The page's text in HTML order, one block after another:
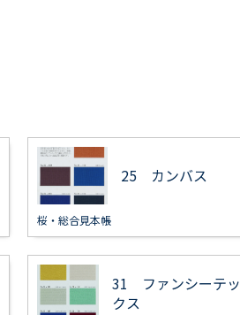
25 カンバス
桜・総合見本帳
31 ファンシーテッ
クス